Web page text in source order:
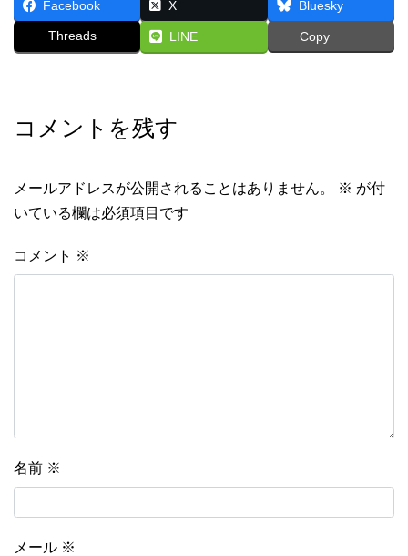
Facebook X Bluesky
Threads LINE Copy
コメントを残す
メールアドレスが公開されることはありません。 ※ が付
いている欄は必須項目です
コメント ※
名前 ※
メール ※